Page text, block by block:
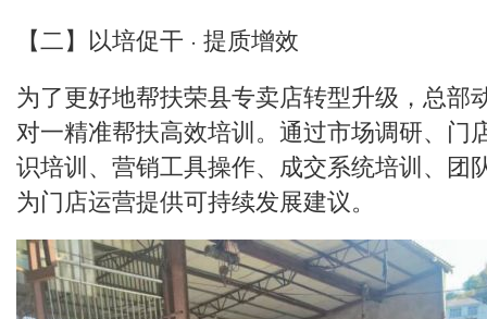
【二】以培促干 · 提质增效
为了更好地帮扶荣县专卖店转型升级，总部
对一精准帮扶高效培训。通过市场调研、门
识培训、营销工具操作、成交系统培训、团
为门店运营提供可持续发展建议。